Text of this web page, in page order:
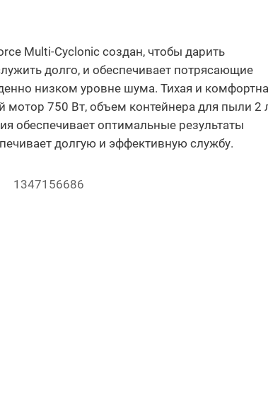
Multi-Cyclonic создан, чтобы дарить
долго, и обеспечивает потрясающие
низком уровне шума. Тихая и
мотор 750 Вт, объем контейнера для пыли 2
обеспечивает оптимальные результаты
долгую и эффективную службу.
1347156686